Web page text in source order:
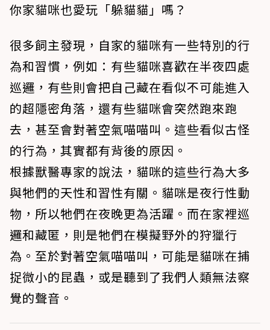
你家貓咪也愛玩「躲貓貓」嗎？
很多飼主發現，自家的貓咪有一些特別的行
為和習慣，例如：有些貓咪喜歡在半夜四處
巡邏，有些則會把自己藏在看似不可能進入
的超隱密角落，還有些貓咪會突然跑來跑
去，甚至會對著空氣喵喵叫。這些看似古怪
的行為，其實都有背後的原因。
根據獸醫專家的說法，貓咪的這些行為大多
與牠們的天性和習性有關。貓咪是夜行性動
物，所以牠們在夜晚更為活躍。而在家裡巡
邏和藏匿，則是牠們在模擬野外的狩獵行
為。至於對著空氣喵喵叫，可能是貓咪在捕
捉微小的昆蟲，或是聽到了我們人類無法察
覺的聲音。